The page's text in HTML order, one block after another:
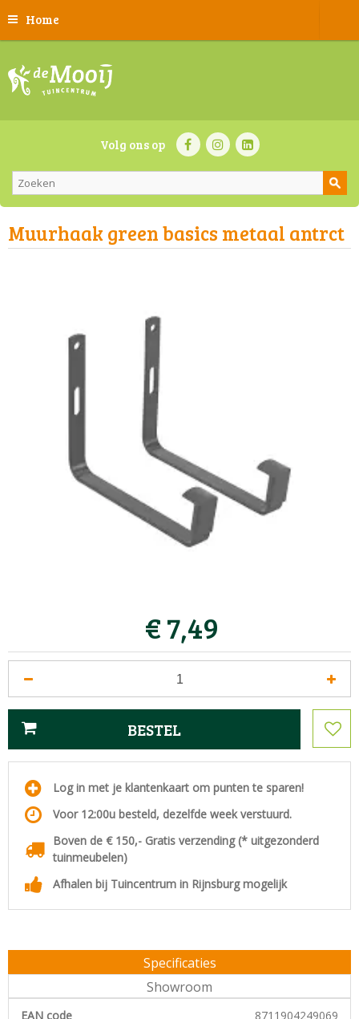
Home
Volg ons op
Muurhaak green basics metaal antrct
€7,49
Log in met je klantenkaart om punten te sparen!
Voor 12:00u besteld, dezelfde week verstuurd.
Boven de € 150,- Gratis verzending (* uitgezonderd
tuinmeubelen)
Afhalen bij Tuincentrum in Rijnsburg mogelijk
Specificaties
Showroom
EAN code 8711904249069